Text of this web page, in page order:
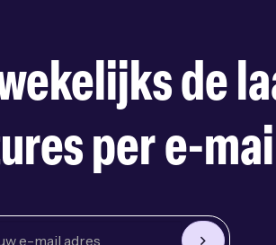
de
per e-